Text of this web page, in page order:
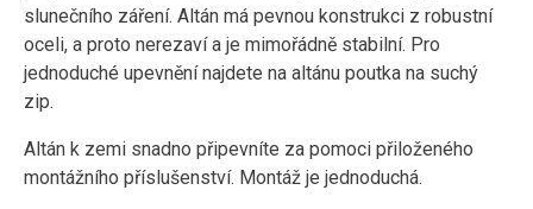
slunečního záření. Altán má pevnou konstrukci z robustní
oceli, a proto nerezaví a je mimořádně stabilní. Pro
jednoduché upevnění najdete na altánu poutka na suchý
zip.
Altán k zemi snadno připevníte za pomoci přiloženého
montážního příslušenství. Montáž je jednoduchá.